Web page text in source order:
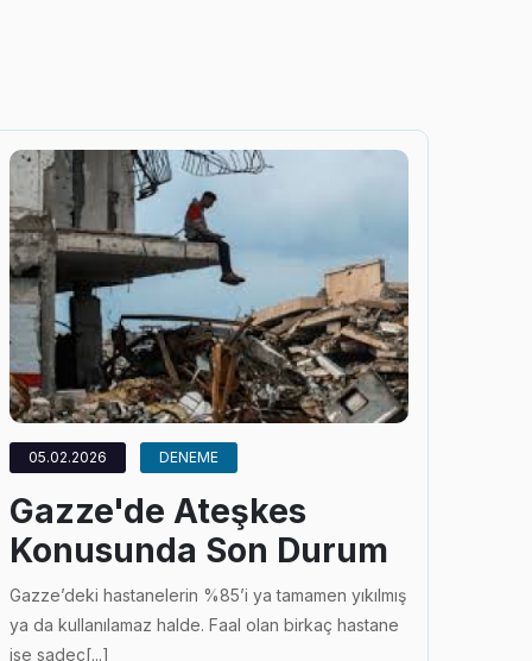
05.02.2026 DENEME
Gazze'de Ateşkes
Konusunda Son Durum
Gazze’deki hastanelerin %85’i ya tamamen yıkılmış
ya da kullanılamaz halde. Faal olan birkaç hastane
ise sadec[...]